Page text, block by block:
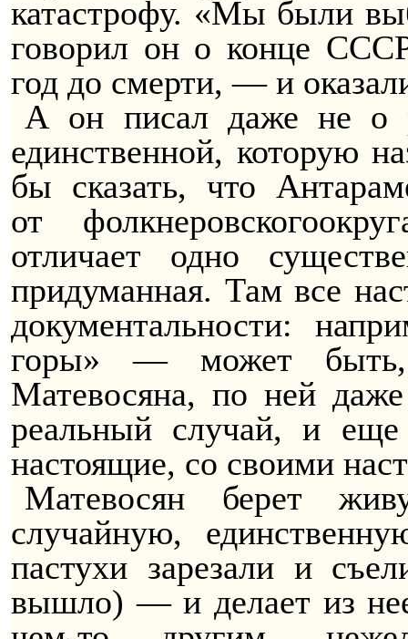
катастрофу. «Мы были
говорил он о конце
год до смерти, — и
А он писал даже не о
единственной, которую
бы сказать, что
от фолкнеровского
отличает одно
придуманная. Там все
документальности:
горы» — может быть,
Матевосяна, по ней
реальный случай, и
настоящие, со своими
Матевосян берет
случайную,
пастухи зарезали и
вышло) — и делает из